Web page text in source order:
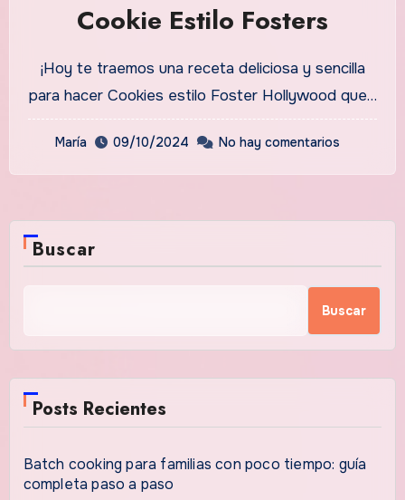
Cookie Estilo Fosters
¡Hoy te traemos una receta deliciosa y sencilla
para hacer Cookies estilo Foster Hollywood que…
María 09/10/2024 No hay comentarios
Buscar
Buscar
Posts Recientes
Batch cooking para familias con poco tiempo: guía
completa paso a paso